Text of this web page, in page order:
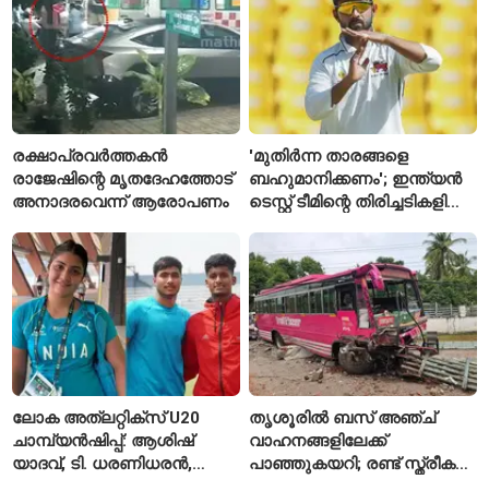
രക്ഷാപ്രവർത്തകൻ
രാജേഷിന്റെ മൃതദേഹത്തോട്
അനാദരവെന്ന് ആരോപണം
'മുതിർന്ന താരങ്ങളെ
ബഹുമാനിക്കണം'; ഇന്ത്യൻ
ടെസ്റ്റ് ടീമിന്റെ തിരിച്ചടികളിൽ
രഹാനെ
ലോക അത്‌ലറ്റിക്സ് U20
ചാമ്പ്യൻഷിപ്പ്: ആശിഷ്
യാദവ്, ടി. ധരണിധരൻ,
തൃശൂരിൽ ബസ് അഞ്ച്
വാഹനങ്ങളിലേക്ക്
പാഞ്ഞുകയറി; രണ്ട് സ്ത്രീകൾ